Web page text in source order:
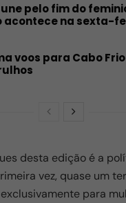
pelo fim do
na sexta-
voos para Cabo
desta edição é a
vez, quase um
para